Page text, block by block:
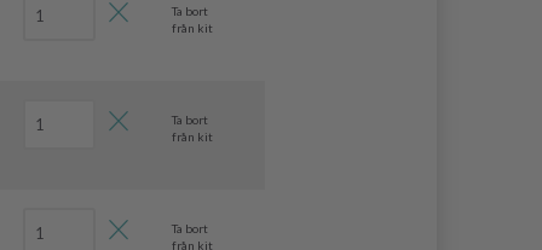
Ta bort
från kit
Ta bort
från kit
Ta bort
från kit